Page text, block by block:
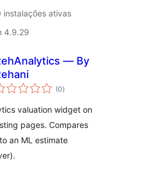
instalações ativas
4.9.29
— By
(0avaliações
totais
)
valuation widget on
pages. Compares
an ML estimate